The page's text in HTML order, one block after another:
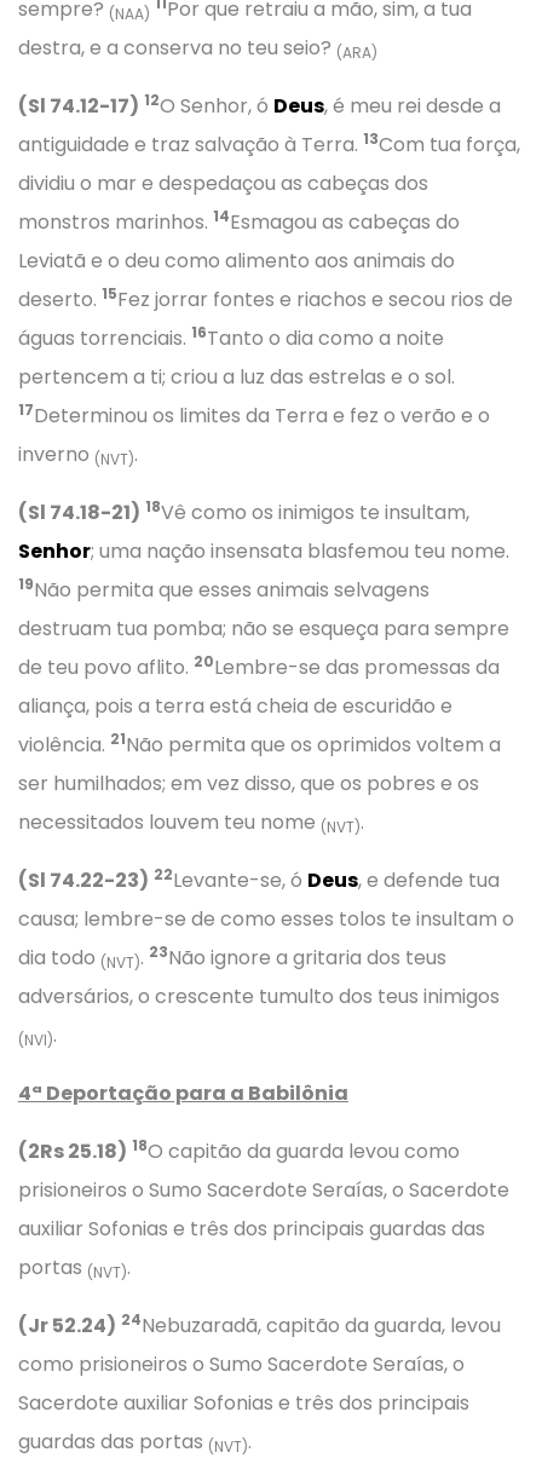
sempre? (NAA)
Por que retraiu a mão, sim, a tua
destra, e a conserva no teu seio? (ARA)
(Sl 74.12-17) 12O Senhor, ó Deus, é meu rei desde a
antiguidade e traz salvação à Terra. 13Com tua força,
dividiu o mar e despedaçou as cabeças dos
monstros marinhos. 14Esmagou as cabeças do
Leviatã e o deu como alimento aos animais do
deserto. 15Fez jorrar fontes e riachos e secou rios de
águas torrenciais. 16Tanto o dia como a noite
pertencem a ti; criou a luz das estrelas e o sol.
17Determinou os limites da Terra e fez o verão e o
inverno (NVT).
(Sl 74.18-21) 18Vê como os inimigos te insultam,
Senhor; uma nação insensata blasfemou teu nome.
19Não permita que esses animais selvagens
destruam tua pomba; não se esqueça para sempre
de teu povo aflito. 20Lembre-se das promessas da
aliança, pois a terra está cheia de escuridão e
violência. 21Não permita que os oprimidos voltem a
ser humilhados; em vez disso, que os pobres e os
necessitados louvem teu nome (NVT).
(Sl 74.22-23) 22Levante-se, ó Deus, e defende tua
causa; lembre-se de como esses tolos te insultam o
dia todo (NVT). 23Não ignore a gritaria dos teus
adversários, o crescente tumulto dos teus inimigos
(NVI).
4ª Deportação para a Babilônia
(2Rs 25.18) 18O capitão da guarda levou como
prisioneiros o Sumo Sacerdote Seraías, o Sacerdote
auxiliar Sofonias e três dos principais guardas das
portas (NVT).
(Jr 52.24) 24Nebuzaradã, capitão da guarda, levou
como prisioneiros o Sumo Sacerdote Seraías, o
Sacerdote auxiliar Sofonias e três dos principais
guardas das portas (NVT).